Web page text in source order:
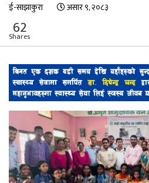
ई-साझाकुरा असार ९, २०८३
62
Shares